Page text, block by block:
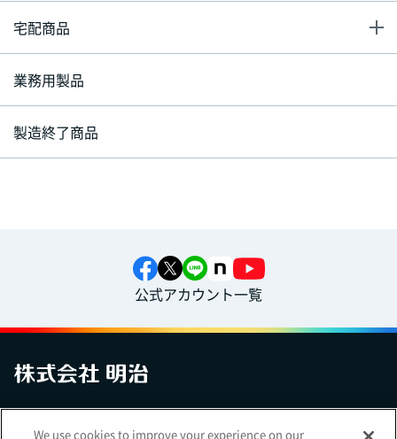
宅配商品
業務用製品
製造終了商品
公式アカウント一覧
We use cookies to improve your experience on our